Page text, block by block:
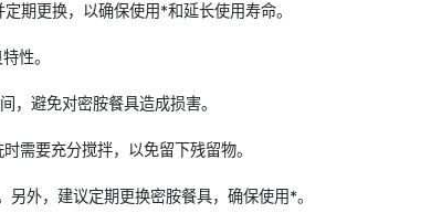
期更换，以确保使用*和延长使用寿命。
性。
避免对密胺餐具造成损害。
需要充分搅拌，以免留下残留物。
外，建议定期更换密胺餐具，确保使用*。